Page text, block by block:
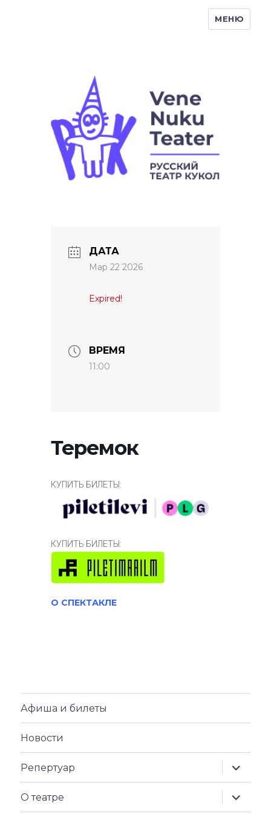
МЕНЮ
ДАТА
Мар 22 2026
Expired!
ВРЕМЯ
11:00
Теремок
КУПИТЬ БИЛЕТЫ:
КУПИТЬ БИЛЕТЫ:
О СПЕКТАКЛЕ
Афиша и билеты
Новости
Репертуар
меню
О театре